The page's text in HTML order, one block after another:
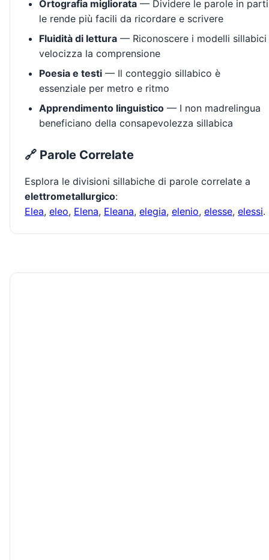
Ortografia migliorata — Dividere le parole in parti
le rende più facili da ricordare e scrivere
Fluidità di lettura — Riconoscere i modelli sillabici
velocizza la comprensione
Poesia e testi — Il conteggio sillabico è
essenziale per metro e ritmo
Apprendimento linguistico — I non madrelingua
beneficiano della consapevolezza sillabica
🔗 Parole Correlate
Esplora le divisioni sillabiche di parole correlate a
elettrometallurgico:
Elea, eleo, Elena, Eleana, elegia, elenio, elesse, elessi.